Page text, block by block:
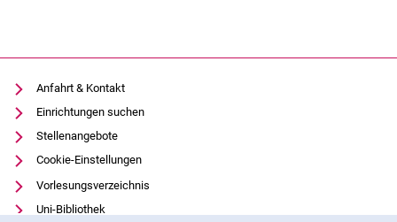
Anfahrt & Kontakt
Einrichtungen suchen
Stellenangebote
Cookie-Einstellungen
Vorlesungsverzeichnis
Uni-Bibliothek